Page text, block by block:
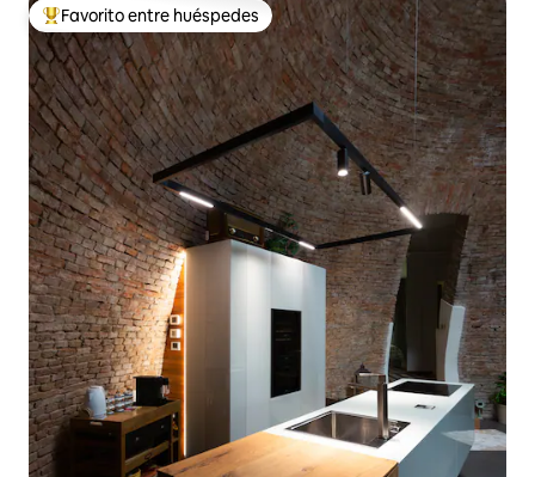
Favorito entre huéspedes preferido
Favorito entre huéspedes